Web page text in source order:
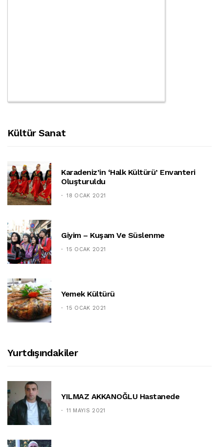
Kültür Sanat
Karadeniz’in ‘halk Kültürü’ Envanteri
Oluşturuldu
18 OCAK 2021
Giyim – Kuşam Ve Süslenme
15 OCAK 2021
Yemek Kültürü
15 OCAK 2021
Yurtdışındakiler
YILMAZ AKKANOĞLU Hastanede
11 MAYIS 2021